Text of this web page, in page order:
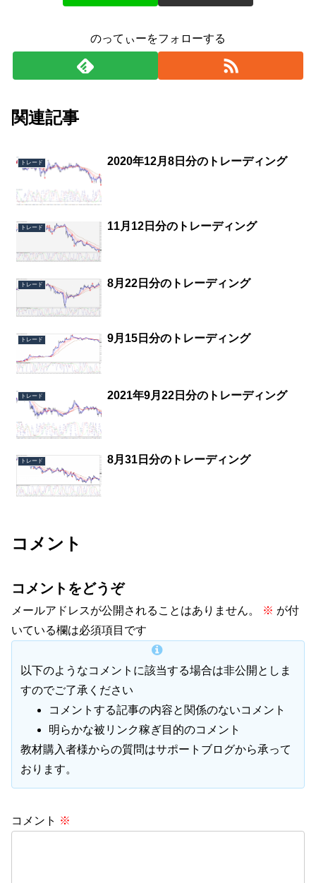
のってぃーをフォローする
関連記事
トレード 2020年12月8日分のトレーディング
トレード 11月12日分のトレーディング
トレード 8月22日分のトレーディング
トレード 9月15日分のトレーディング
トレード 2021年9月22日分のトレーディング
トレード 8月31日分のトレーディング
コメント
コメントをどうぞ
メールアドレスが公開されることはありません。 ※ が付
いている欄は必須項目です
以下のようなコメントに該当する場合は非公開としま
すのでご了承ください
コメントする記事の内容と関係のないコメント
明らかな被リンク稼ぎ目的のコメント
教材購入者様からの質問はサポートブログから承って
おります。
コメント ※